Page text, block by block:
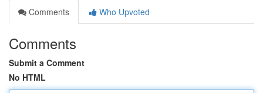
Comments
Who Upvoted
Comments
Submit a Comment
No HTML